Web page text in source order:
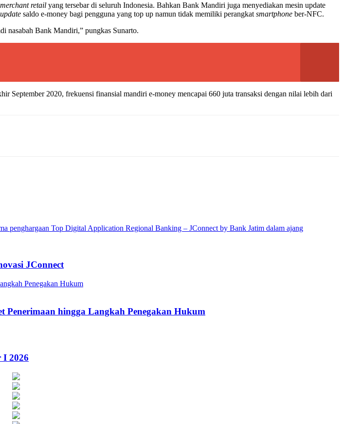
merchant retail yang tersebar di seluruh Indonesia. Bahkan Bank Mandiri juga menyediakan mesin update
update saldo e-money bagi pengguna yang top up namun tidak memiliki perangkat smartphone ber-NFC.
nasabah Bank Mandiri,” pungkas Sunarto.
2020, frekuensi finansial mandiri e-money mencapai 660 juta transaksi dengan nilai lebih dari
JConnect
hingga Langkah Penegakan Hukum
I 2026